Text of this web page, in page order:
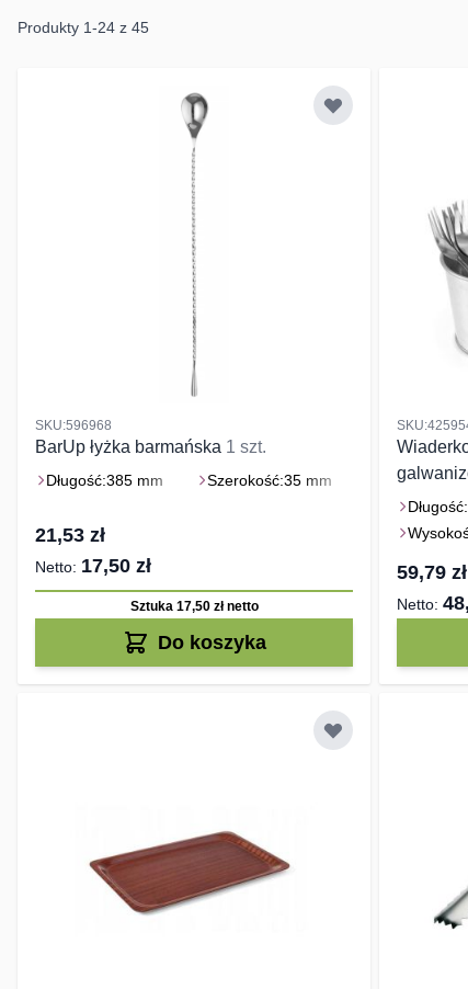
Produkty 1-24 z 45
SKU:596968
BarUp łyżka barmańska 1 szt.
Długość:385 mm Szerokość:35 mm
21,53 zł
17,50 zł
Sztuka 17,50 złnetto
Do koszyka
Długość:
59,79 zł